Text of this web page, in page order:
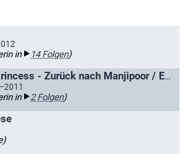
in 14 Folgen)
Elephant Princess - Zurück nach Manjipoor / Elephant Princess - Die Rettung von Manjipoor
in 2 Folgen)